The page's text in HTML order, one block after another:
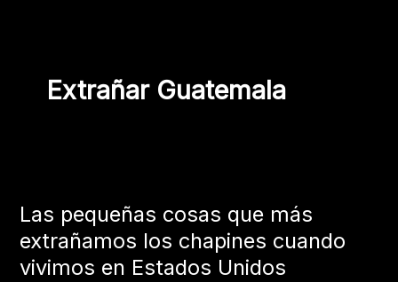
Extrañar Guatemala
Las pequeñas cosas que más
extrañamos los chapines cuando
vivimos en Estados Unidos
cosas
más
extrañamos